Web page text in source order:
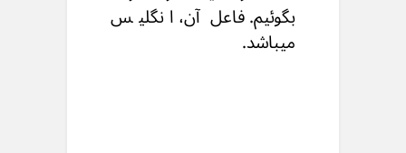
بگوئیم. فاعل آن، انگلیس
میباشد.